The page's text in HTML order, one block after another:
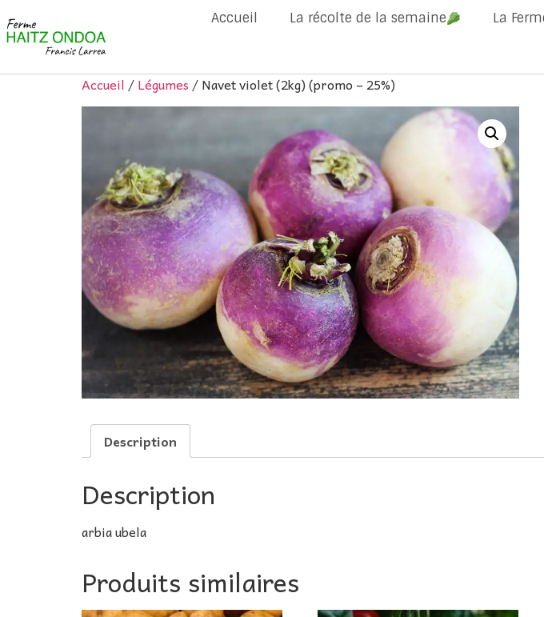
Accueil La récolte de la semaine La
Accueil /Légumes / Navet violet (2kg) (promo – 25%)
Description
Description
arbia ubela
Produits similaires